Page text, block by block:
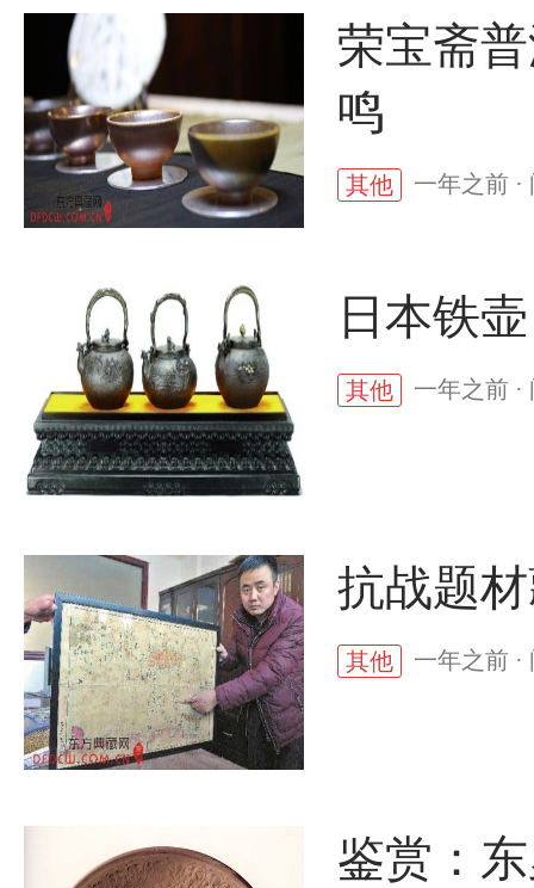
荣宝斋
鸣
其他 一年之前 ·
日本铁
其他 一年之前 ·
抗战题
其他 一年之前 ·
鉴赏：